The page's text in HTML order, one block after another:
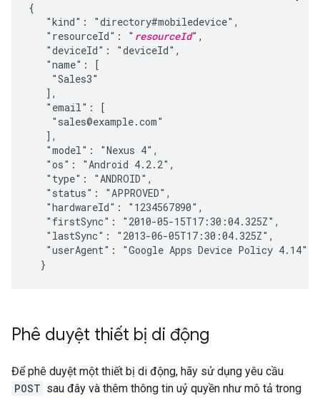
{
   "kind": "directory#mobiledevice",
   "resourceId": "
resourceId",
   "deviceId": "deviceId",
   "name": [
    "Sales3"
   ],
   "email": [
    "sales@example.com"
   ],
   "model": "Nexus 4",
   "os": "Android 4.2.2",
   "type": "ANDROID",
   "status": "APPROVED",
   "hardwareId": "1234567890",
   "firstSync": "2010-05-15T17:30:04.325Z",
   "lastSync": "2013-06-05T17:30:04.325Z",
   "userAgent": "Google Apps Device Policy 4.14",
Phê duyệt thiết bị di động
Để phê duyệt một thiết bị di động, hãy sử dụng yêu cầu
POST sau đây và thêm thông tin uỷ quyền như mô tả trong